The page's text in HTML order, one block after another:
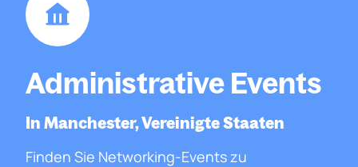
Administrative Events
In Manchester, Vereinigte Staaten
Finden Sie Networking-Events zu